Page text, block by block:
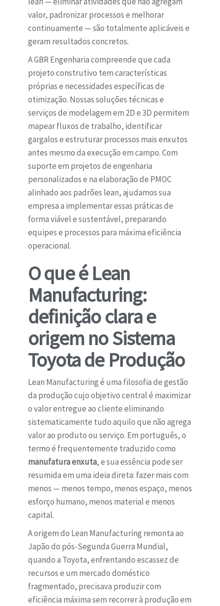
valor, padronizar processos e melhorar
continuamente — são totalmente aplicáveis e
geram resultados concretos.
A GBR Engenharia compreende que cada
projeto construtivo tem características
próprias e necessidades específicas de
otimização. Nossas soluções técnicas e
serviços de modelagem em 2D e 3D permitem
mapear fluxos de trabalho, identificar
gargalos e estruturar processos mais enxutos
antes mesmo da execução em campo. Com
suporte em projetos de engenharia
personalizados e na elaboração de PMOC
alinhado aos padrões lean, ajudamos sua
empresa a implementar essas práticas de
forma viável e sustentável, preparando
equipes e processos para máxima eficiência
operacional.
O que é Lean
Manufacturing:
definição clara e
origem no Sistema
Toyota de Produção
Lean Manufacturing é uma filosofia de gestão
da produção cujo objetivo central é maximizar
o valor entregue ao cliente eliminando
sistematicamente tudo aquilo que não agrega
valor ao produto ou serviço. Em português, o
termo é frequentemente traduzido como
manufatura enxuta, e sua essência pode ser
resumida em uma ideia direta: fazer mais com
menos — menos tempo, menos espaço, menos
esforço humano, menos material e menos
capital.
A origem do Lean Manufacturing remonta ao
Japão do pós-Segunda Guerra Mundial,
quando a Toyota, enfrentando escassez de
recursos e um mercado doméstico
fragmentado, precisava produzir com
eficiência máxima sem recorrer à produção em